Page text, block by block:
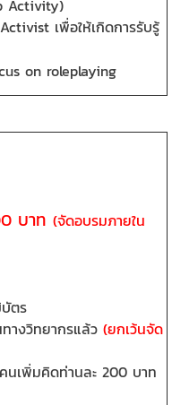
Activity)
เพื่อให้เกิดการรับรู้
on roleplaying
บาท(จัดอบรมภายใน
ตร
ทางวิทยากรแล้ว(ยกเว้นจัด
คนเพิ่มคิดท่านละ 200 บาท